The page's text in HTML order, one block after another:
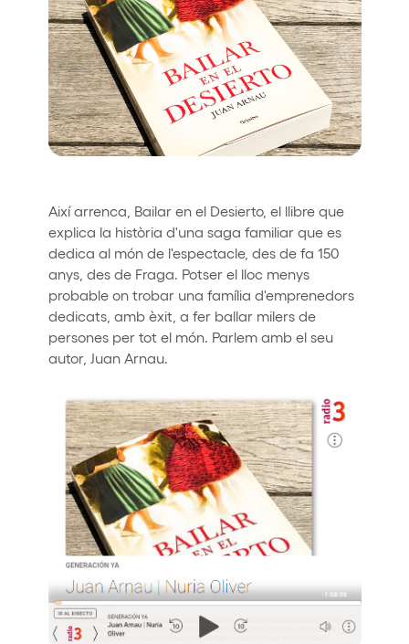
Quienes somos
¿Quieres trabajar con nosotros?
elrow News
Política de Privacidad
Política de Cookies
Política de Sostenibilidad
Així arrenca, Bailar en el Desierto, el llibre que
explica la història d'una saga familiar que es
dedica al món de l'espectacle, des de fa 150
anys, des de Fraga. Potser el lloc menys
probable on trobar una família d'emprenedors
dedicats, amb èxit, a fer ballar milers de
persones per tot el món. Parlem amb el seu
autor, Juan Arnau.